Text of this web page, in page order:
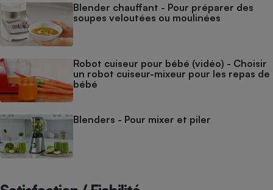
Blender chauffant - Pour préparer des
soupes veloutées ou moulinées
Robot cuiseur pour bébé (vidéo) - Choisir
un robot cuiseur-mixeur pour les repas de
bébé
Blenders - Pour mixer et piler